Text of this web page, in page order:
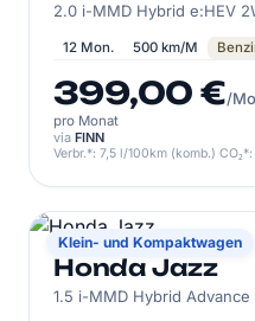
2.0 i-MMD Hybrid e:HEV
12 Mon. 500 km/M
399,00 €/
pro Monat
via FINN
Verbr.*: 7,5 l/100km (komb.)
Klein- und Kompaktwagen
HONDA
Honda Jazz
1.5 i-MMD Hybrid Advance